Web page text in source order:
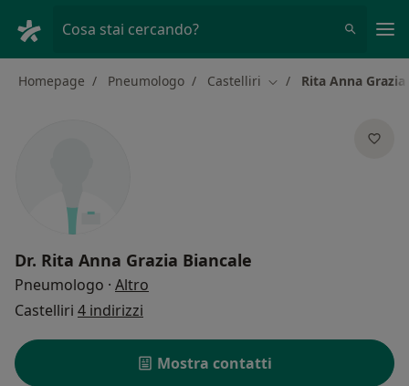
Cosa stai cercando?
Homepage Pneumologo Castelliri Cambia città
Rita Anna
Dr. Rita Anna Grazia Biancale
Pneumologo · Altro
Castelliri 4 indirizzi
Mostra contatti